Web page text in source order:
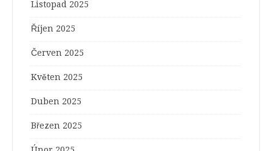
Listopad 2025
Říjen 2025
Červen 2025
Květen 2025
Duben 2025
Březen 2025